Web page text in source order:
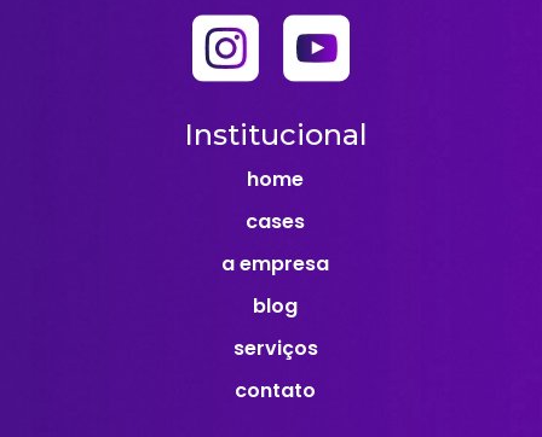
Institucional
home
cases
a empresa
blog
serviços
contato